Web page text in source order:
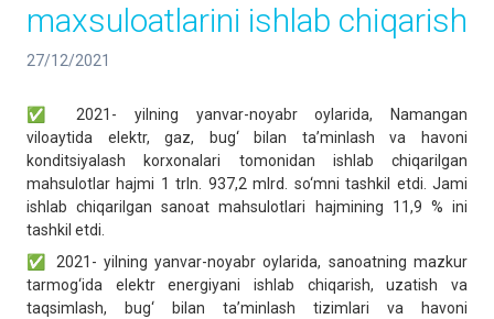
maxsuloatlarini ishlab chiqarish
27/12/2021
✅ 2021- yilning yanvar-noyabr oylarida, Namangan
viloaytida elektr, gaz, bug‘ bilan ta’minlash va havoni
konditsiyalash korxonalari tomonidan ishlab chiqarilgan
mahsulotlar hajmi 1 trln. 937,2 mlrd. so‘mni tashkil etdi. Jami
ishlab chiqarilgan sanoat mahsulotlari hajmining 11,9 % ini
tashkil etdi.
✅ 2021- yilning yanvar-noyabr oylarida, sanoatning mazkur
tarmog‘ida elektr energiyani ishlab chiqarish, uzatish va
taqsimlash, bug‘ bilan ta’minlash tizimlari va havoni